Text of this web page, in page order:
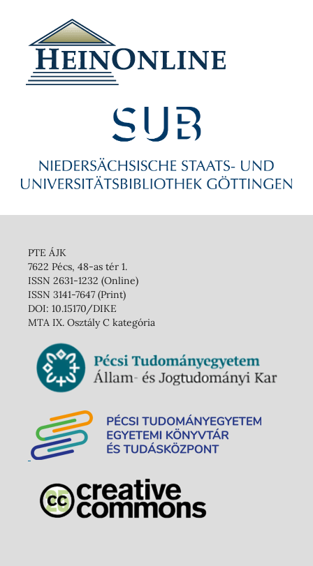
PTE ÁJK
7622 Pécs, 48-as tér 1.
ISSN 2631-1232 (Online)
ISSN 3141-7647 (Print)
DOI: 10.15170/DIKE
MTA IX. Osztály C kategória